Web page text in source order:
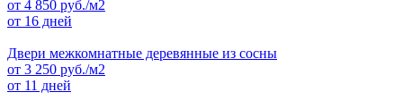
от 4 850 руб./м2
от 16 дней
Двери межкомнатные деревянные из сосны
от 3 250 руб./м2
от 11 дней